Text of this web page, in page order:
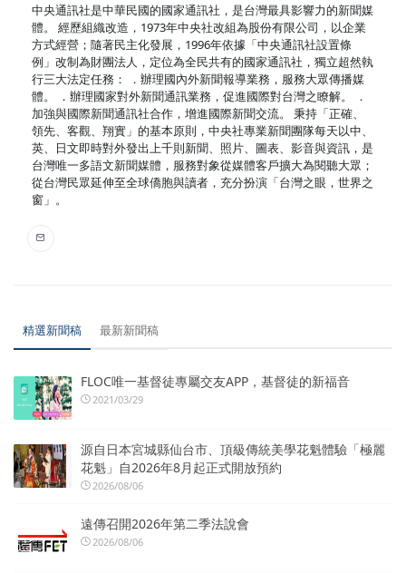
中央通訊社是中華民國的國家通訊社，是台灣最具影響力的新聞媒
體。 經歷組織改造，1973年中央社改組為股份有限公司，以企業
方式經營；隨著民主化發展，1996年依據「中央通訊社設置條
例」改制為財團法人，定位為全民共有的國家通訊社，獨立超然執
行三大法定任務： ．辦理國內外新聞報導業務，服務大眾傳播媒
體。 ．辦理國家對外新聞通訊業務，促進國際對台灣之瞭解。 ．
加強與國際新聞通訊社合作，增進國際新聞交流。 秉持「正確、
領先、客觀、翔實」的基本原則，中央社專業新聞團隊每天以中、
英、日文即時對外發出上千則新聞、照片、圖表、影音與資訊，是
台灣唯一多語文新聞媒體，服務對象從媒體客戶擴大為閱聽大眾；
從台灣民眾延伸至全球僑胞與讀者，充分扮演「台灣之眼，世界之
窗」。
精選新聞稿 最新新聞稿
FLOC唯一基督徒專屬交友APP，基督徒的新福音
2021/03/29
源自日本宮城縣仙台市、頂級傳統美學花魁體驗「極麗
花魁」自2026年8月起正式開放預約
2026/08/06
遠傳召開2026年第二季法說會
2026/08/06